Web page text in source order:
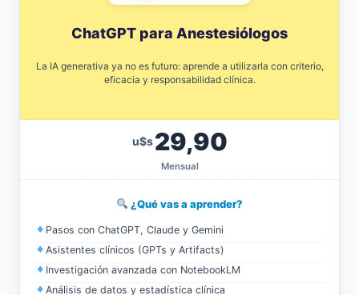
ChatGPT para Anestesiólogos
La IA generativa ya no es futuro: aprende a utilizarla con criterio,
eficacia y responsabilidad clínica.
u$s 29,90
Mensual
¿Qué vas a aprender?
Pasos con ChatGPT, Claude y Gemini
Asistentes clínicos (GPTs y Artifacts)
Investigación avanzada con NotebookLM
Análisis de datos y estadística clínica